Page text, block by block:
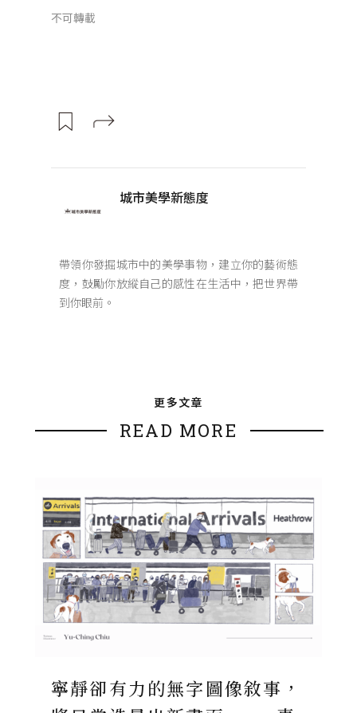
不可轉載
城市美學新態度
帶領你發掘城市中的美學事物，建立你的藝術態
度，鼓勵你放縱自己的感性在生活中，把世界帶
到你眼前。
更多文章
READ MORE
寧靜卻有力的無字圖像敘事，